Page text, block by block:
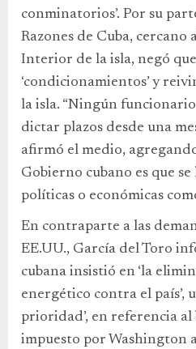
conminatorios’. Por su
Razones de Cuba,
Interior de la isla, negó
‘condicionamientos’ y
la isla. “Ningún
dictar plazos desde una
afirmó el medio,
Gobierno cubano es que
políticas o económicas
En contraparte a las
EE.UU., García del Toro
cubana insistió en ‘la
energético contra el país’,
prioridad’, en referencia
impuesto por Washington